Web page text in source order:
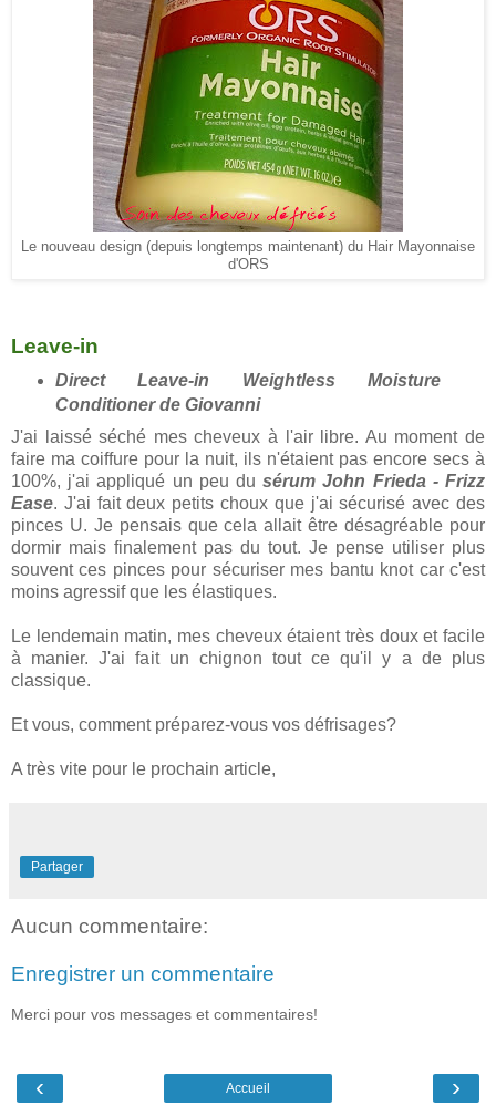
Le nouveau design (depuis longtemps maintenant) du Hair Mayonnaise
d'ORS
Leave-in
Direct Leave-in Weightless Moisture
Conditioner de Giovanni
J'ai laissé séché mes cheveux à l'air libre. Au moment de
faire ma coiffure pour la nuit, ils n'étaient pas encore secs à
100%, j'ai appliqué un peu dusérum John Frieda - Frizz
Ease. J'ai fait deux petits choux que j'ai sécurisé avec des
pinces U. Je pensais que cela allait être désagréable pour
dormir mais finalement pas du tout. Je pense utiliser plus
souvent ces pinces pour sécuriser mes bantu knot car c'est
moins agressif que les élastiques.
Le lendemain matin, mes cheveux étaient très doux et facile
à manier. J'ai fait un chignon tout ce qu'il y a de plus
classique.
Et vous, comment préparez-vous vos défrisages?
A très vite pour le prochain article,
Partager
Aucun commentaire:
Enregistrer un commentaire
Merci pour vos messages et commentaires!
‹ ›
Accueil